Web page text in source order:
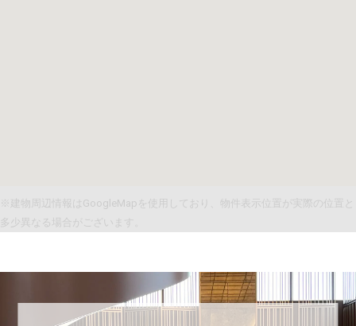
※建物周辺情報はGoogleMapを使用しており、物件表示位置が実際の位置と
多少異なる場合がございます。